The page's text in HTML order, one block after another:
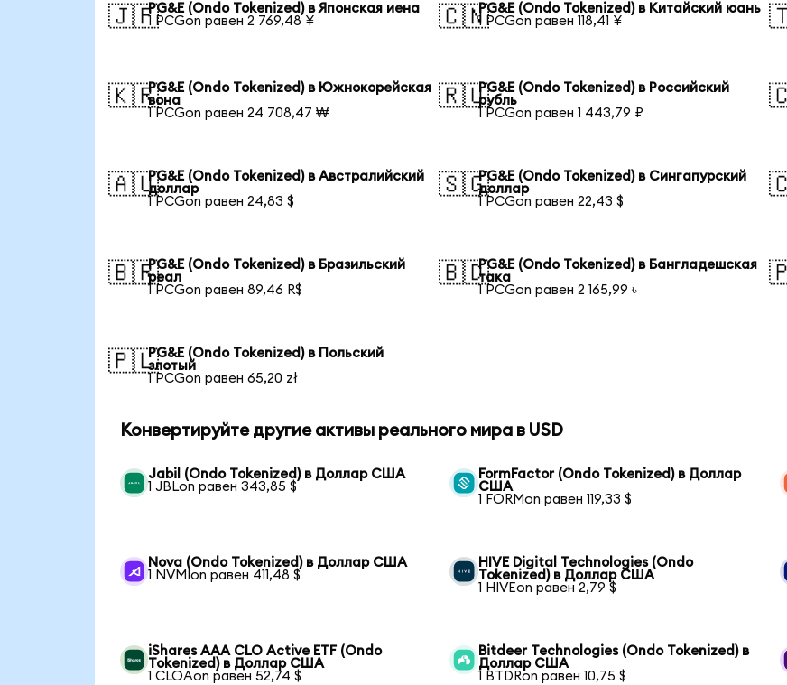
🇯🇵PG&E (Ondo Tokenized) в Японская иена
1 PCGon равен 2 769,48 ¥
🇨🇳PG&E (Ondo Tokenized) в Китайский юань
1 PCGon равен 118,41 ¥
🇰🇷PG&E (Ondo Tokenized) в Южнокорейская
вона
1 PCGon равен 24 708,47 ₩
🇷🇺PG&E (Ondo Tokenized) в Российский
рубль
1 PCGon равен 1 443,79 ₽
🇦🇺PG&E (Ondo Tokenized) в Австралийский
доллар
1 PCGon равен 24,83 $
🇸🇬PG&E (Ondo Tokenized) в Сингапурский
доллар
1 PCGon равен 22,43 $
🇧🇷PG&E (Ondo Tokenized) в Бразильский
реал
1 PCGon равен 89,46 R$
🇧🇩PG&E (Ondo Tokenized) в Бангладешская
така
1 PCGon равен 2 165,99 ৳
🇵🇱PG&E (Ondo Tokenized) в Польский
злотый
1 PCGon равен 65,20 zł
Конвертируйте другие активы реального мира в USD
Jabil (Ondo Tokenized) в Доллар США
1 JBLon равен 343,85 $
FormFactor (Ondo Tokenized) в Доллар
США
1 FORMon равен 119,33 $
Nova (Ondo Tokenized) в Доллар США
1 NVMIon равен 411,48 $
HIVE Digital Technologies (Ondo
Tokenized) в Доллар США
1 HIVEon равен 2,79 $
iShares AAA CLO Active ETF (Ondo
Tokenized) в Доллар США
1 CLOAon равен 52,74 $
Bitdeer Technologies (Ondo Tokenized) в
Доллар США
1 BTDRon равен 10,75 $